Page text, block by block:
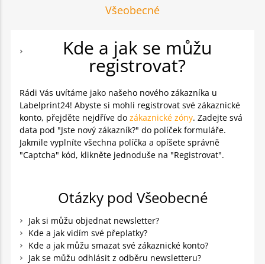
Všeobecné
Kde a jak se můžu
registrovat?
Rádi Vás uvítáme jako našeho nového zákazníka u
Labelprint24! Abyste si mohli registrovat své zákaznické
konto, přejděte nejdříve do zákaznické zóny. Zadejte svá
data pod "Jste nový zákazník?" do políček formuláře.
Jakmile vyplníte všechna políčka a opíšete správně
"Captcha" kód, klikněte jednoduše na "Registrovat".
Otázky pod Všeobecné
Jak si můžu objednat newsletter?
Kde a jak vidím své přeplatky?
Kde a jak můžu smazat své zákaznické konto?
Jak se můžu odhlásit z odběru newsletteru?